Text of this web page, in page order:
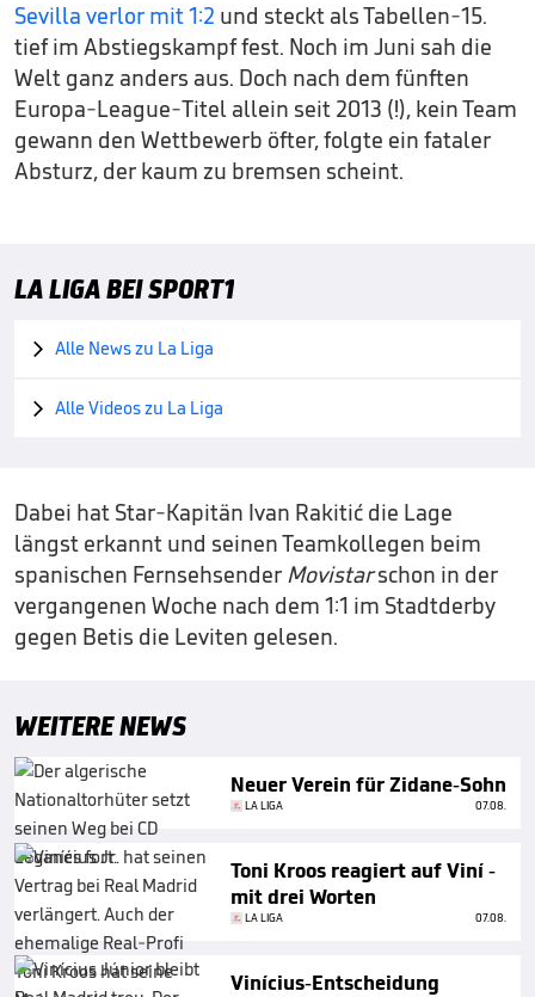
Sevilla verlor mit 1:2 und steckt als Tabellen-15.
tief im Abstiegskampf fest. Noch im Juni sah die
Welt ganz anders aus. Doch nach dem fünften
Europa-League-Titel allein seit 2013 (!), kein Team
gewann den Wettbewerb öfter, folgte ein fataler
Absturz, der kaum zu bremsen scheint.
LA LIGA BEI SPORT1
 Alle News zu La Liga
 Alle Videos zu La Liga
Dabei hat Star-Kapitän Ivan Rakitić die Lage
längst erkannt und seinen Teamkollegen beim
spanischen Fernsehsender Movistarschon in der
vergangenen Woche nach dem 1:1 im Stadtderby
gegen Betis die Leviten gelesen.
WEITERE NEWS
Neuer Verein für Zidane-Sohn
LA LIGA 07.08.
Toni Kroos reagiert auf Viní -
mit drei Worten
LA LIGA 07.08.
Vinícius-Entscheidung